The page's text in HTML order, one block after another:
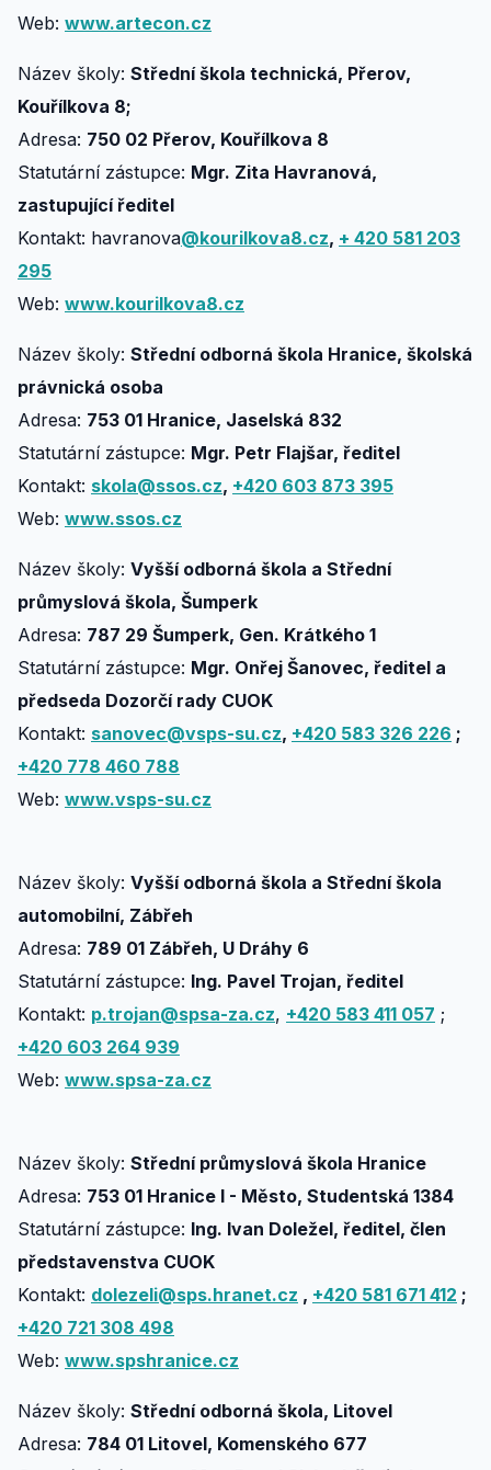
Web: www.artecon.cz
Název školy: Střední škola technická, Přerov,
Kouřílkova 8;
Adresa: 750 02 Přerov, Kouřílkova 8
Statutární zástupce: Mgr. Zita Havranová,
zastupující ředitel
Kontakt: havranova@kourilkova8.cz, + 420 581 203
295
Web: www.kourilkova8.cz
Název školy: Střední odborná škola Hranice, školská
právnická osoba
Adresa: 753 01 Hranice, Jaselská 832
Statutární zástupce: Mgr. Petr Flajšar, ředitel
Kontakt: skola@ssos.cz, +420 603 873 395
Web: www.ssos.cz
Název školy: Vyšší odborná škola a Střední
průmyslová škola, Šumperk
Adresa: 787 29 Šumperk, Gen. Krátkého 1
Statutární zástupce: Mgr. Onřej Šanovec, ředitel a
předseda Dozorčí rady CUOK
Kontakt: sanovec@vsps-su.cz, +420 583 326 226 ;
+420 778 460 788
Web: www.vsps-su.cz
Název školy: Vyšší odborná škola a Střední škola
automobilní, Zábřeh
Adresa: 789 01 Zábřeh, U Dráhy 6
Statutární zástupce: Ing. Pavel Trojan, ředitel
Kontakt: p.trojan@spsa-za.cz, +420 583 411 057 ;
+420 603 264 939
Web: www.spsa-za.cz
Název školy: Střední průmyslová škola Hranice
Adresa: 753 01 Hranice I - Město, Studentská 1384
Statutární zástupce: Ing. Ivan Doležel, ředitel, člen
představenstva CUOK
Kontakt: dolezeli@sps.hranet.cz , +420 581 671 412 ;
+420 721 308 498
Web: www.spshranice.cz
Název školy: Střední odborná škola, Litovel
Adresa: 784 01 Litovel, Komenského 677